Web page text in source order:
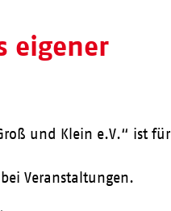
eigener
und Klein e.V.“ ist für
Veranstaltungen.